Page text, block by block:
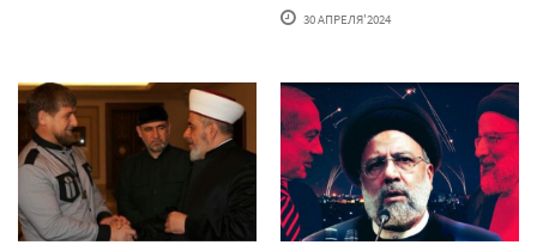
30 АПРЕЛЯ'2024